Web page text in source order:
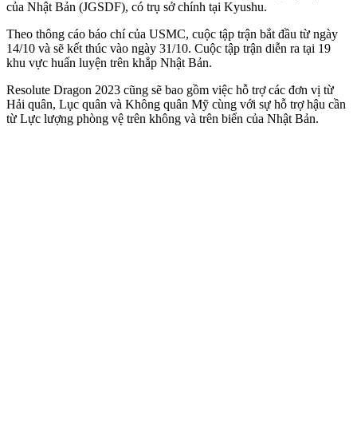
của Nhật Bản (JGSDF), có trụ sở chính tại Kyushu.
Theo thông cáo báo chí của USMC, cuộc tập trận bắt đầu từ ngày
14/10 và sẽ kết thúc vào ngày 31/10. Cuộc tập trận diễn ra tại 19
khu vực huấn luyện trên khắp Nhật Bản.
Resolute Dragon 2023 cũng sẽ bao gồm việc hỗ trợ các đơn vị từ
Hải quân, Lục quân và Không quân Mỹ cùng với sự hỗ trợ hậu cần
từ Lực lượng phòng vệ trên không và trên biển của Nhật Bản.